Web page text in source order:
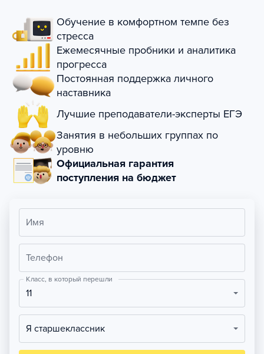
Обучение в комфортном темпе без
стресса
Ежемесячные пробники и аналитика
прогресса
Постоянная поддержка личного
наставника
Лучшие преподаватели-эксперты ЕГЭ
Занятия в небольших группах по
уровню
Официальная гарантия
поступления на бюджет
Имя
Телефон
Класс, в который перешли
11
Я старшеклассник